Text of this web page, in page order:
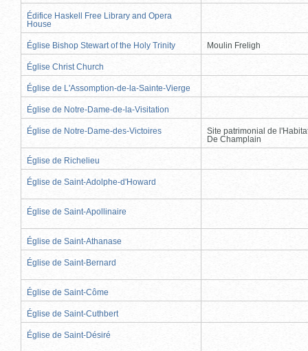
Édifice Haskell Free Library and Opera
House
Église Bishop Stewart of the Holy Trinity Moulin Freligh
Église Christ Church
Église de L'Assomption-de-la-Sainte-Vierge
Église de Notre-Dame-de-la-Visitation
Église de Notre-Dame-des-Victoires
Site patrimonial de
De Champlain
Église de Richelieu
Église de Saint-Adolphe-d'Howard
Église de Saint-Apollinaire
Église de Saint-Athanase
Église de Saint-Bernard
Église de Saint-Côme
Église de Saint-Cuthbert
Église de Saint-Désiré